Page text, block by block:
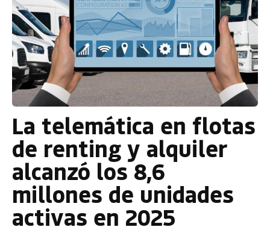
La telemática en flotas
de renting y alquiler
alcanzó los 8,6
millones de unidades
activas en 2025